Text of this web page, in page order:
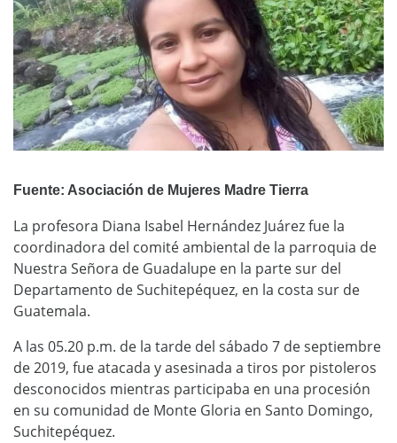
Fuente: Asociación de Mujeres Madre Tierra
La profesora Diana Isabel Hernández Juárez fue la
coordinadora del comité ambiental de la parroquia de
Nuestra Señora de Guadalupe en la parte sur del
Departamento de Suchitepéquez, en la costa sur de
Guatemala.
A las 05.20 p.m. de la tarde del sábado 7 de septiembre
de 2019, fue atacada y asesinada a tiros por pistoleros
desconocidos mientras participaba en una procesión
en su comunidad de Monte Gloria en Santo Domingo,
Suchitepéquez.